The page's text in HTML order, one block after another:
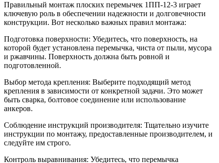
Правильный монтаж плоских перемычек 1ПП-12-3 играет
ключевую роль в обеспечении надежности и долговечности
конструкции. Вот несколько важных правил монтажа:
Подготовка поверхности: Убедитесь, что поверхность, на
которой будет установлена перемычка, чиста от пыли, мусора
и ржавчины. Поверхность должна быть ровной и
подготовленной.
Выбор метода крепления: Выберите подходящий метод
крепления в зависимости от конкретной задачи. Это может
быть сварка, болтовое соединение или использование
анкеров.
Соблюдение инструкций производителя: Тщательно изучите
инструкции по монтажу, предоставленные производителем, и
следуйте им строго.
Контроль выравнивания: Убедитесь, что перемычка